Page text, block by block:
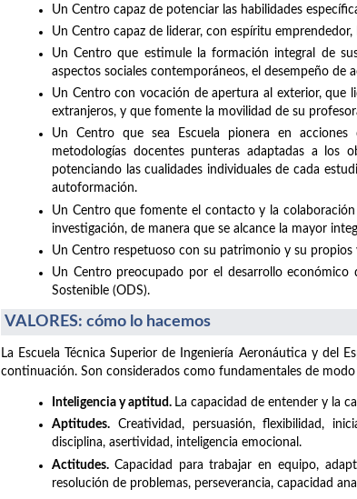
Un Centro capaz de potenciar las habilidades
Un Centro capaz de liderar, con espíritu
Un Centro que estimule la formación integral de
aspectos sociales contemporáneos, el desempeño
Un Centro con vocación de apertura al exterior, que
extranjeros, y que fomente la movilidad de su
Un Centro que sea Escuela pionera en
metodologías docentes punteras adaptadas a los
potenciando las cualidades individuales de cada
autoformación.
Un Centro que fomente el contacto y la
investigación, de manera que se alcance la mayor
Un Centro respetuoso con su patrimonio y su propios
Un Centro preocupado por el desarrollo
Sostenible (ODS).
VALORES: cómo lo hacemos
La Escuela Técnica Superior de Ingeniería Aeronáutica y del
continuación. Son considerados como fundamentales de
Inteligencia y aptitud. La capacidad de entender y la
Aptitudes. Creatividad, persuasión, flexibilidad,
disciplina, asertividad, inteligencia emocional.
Actitudes. Capacidad para trabajar en equipo,
resolución de problemas, perseverancia, capacidad